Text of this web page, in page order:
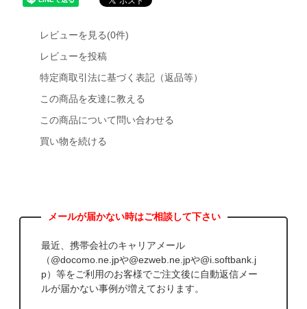
レビューを見る(0件)
レビューを投稿
特定商取引法に基づく表記（返品等）
この商品を友達に教える
この商品について問い合わせる
買い物を続ける
最近、携帯会社のキャリアメール
（@docomo.ne.jpや@ezweb.ne.jpや@i.softbank.j
p）等をご利用のお客様でご注文後に自動返信メー
ルが届かない事例が増えております。